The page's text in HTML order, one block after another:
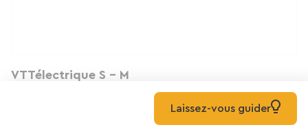
VTTélectrique S - M
Laissez-vous guider